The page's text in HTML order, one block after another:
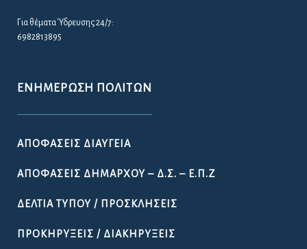
Για θέματα Ύδρευσης 24/7:
6982813895
ΕΝΗΜΈΡΩΣΗ ΠΟΛΙΤΏΝ
ΑΠΟΦΆΣΕΙΣ ΔΙΑΎΓΕΙΑ
ΑΠΟΦΆΣΕΙΣ ΔΗΜΆΡΧΟΥ – Δ.Σ. – Ε.Π.Ζ
ΔΕΛΤΊΑ ΤΎΠΟΥ / ΠΡΟΣΚΛΉΣΕΙΣ
ΠΡΟΚΗΡΎΞΕΙΣ / ΔΙΑΚΗΡΎΞΕΙΣ